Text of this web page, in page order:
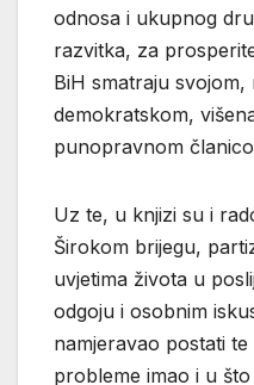
odnosa i ukupnog
razvitka, za
BiH smatraju svojom,
demokratskom,
punopravnom
Uz te, u knjizi su i
Širokom brijegu,
uvjetima života u
odgoju i osobnim
namjeravao postati
probleme imao i u